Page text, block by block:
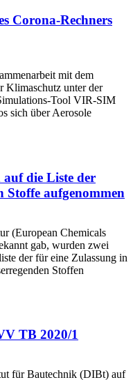
Corona-Rechners
mit dem
Klimaschutz unter der
Tool VIR-SIM
sich über Aerosole
auf die Liste der
Stoffe aufgenommen
(European Chemicals
gab, wurden zwei
der für eine Zulassung in
Stoffen
TB 2020/1
für Bautechnik (DIBt) auf